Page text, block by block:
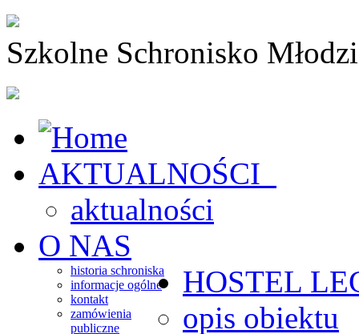
Szkolne Schronisko
AKTUALNOŚCI
aktualności
O NAS
historia schroniska
informacje ogólne
kontakt
zamówienia
publiczne
HOSTEL
opis obiektu